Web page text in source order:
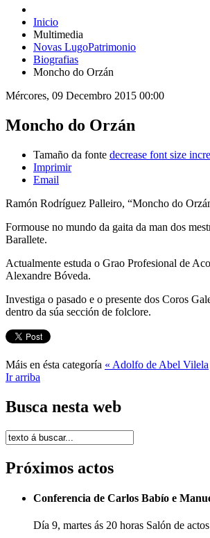
Inicio
Multimedia
Novas LugoPatrimonio
Biografias
Moncho do Orzán
Mércores, 09 Decembro 2015 00:00
Moncho do Orzán
Tamaño da fonte decrease font size
Imprimir
Email
Ramón Rodríguez Palleiro, “Moncho do
Formouse no mundo da gaita da man dos
Barallete.
Actualmente estuda o Grao Profesional de
Alexandre Bóveda.
Investiga o pasado e o presente dos Coros
dentro da súa sección de folclore.
Máis en ésta categoría « Adolfo de Abel Vilela
Ir arriba
Busca nesta web
Próximos actos
Conferencia de Carlos Babío e
Día 9, martes ás 20 horas Salón de